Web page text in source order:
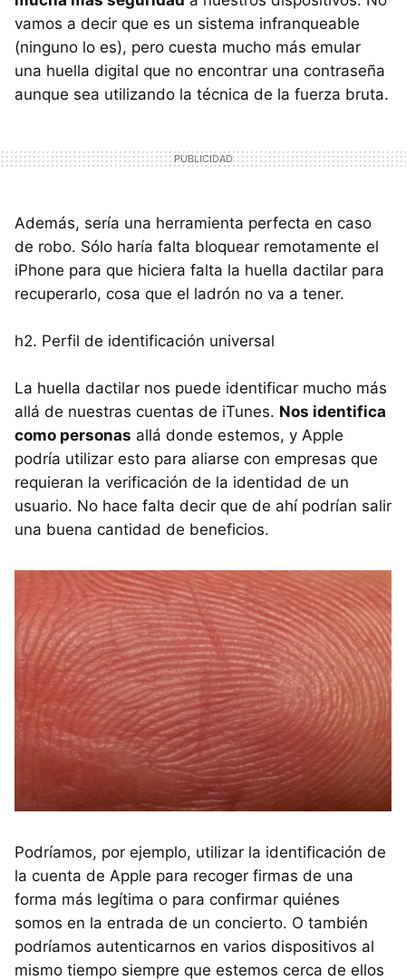
vamos a decir que es un sistema infranqueable
(ninguno lo es), pero cuesta mucho más emular
una huella digital que no encontrar una contraseña
aunque sea utilizando la técnica de la fuerza bruta.
Además, sería una herramienta perfecta en caso
de robo. Sólo haría falta bloquear remotamente el
iPhone para que hiciera falta la huella dactilar para
recuperarlo, cosa que el ladrón no va a tener.
h2. Perfil de identificación universal
La huella dactilar nos puede identificar mucho más
allá de nuestras cuentas de iTunes. Nos identifica
como personas allá donde estemos, y Apple
podría utilizar esto para aliarse con empresas que
requieran la verificación de la identidad de un
usuario. No hace falta decir que de ahí podrían salir
una buena cantidad de beneficios.
Podríamos, por ejemplo, utilizar la identificación de
la cuenta de Apple para recoger firmas de una
forma más legítima o para confirmar quiénes
somos en la entrada de un concierto. O también
podríamos autenticarnos en varios dispositivos al
mismo tiempo siempre que estemos cerca de ellos